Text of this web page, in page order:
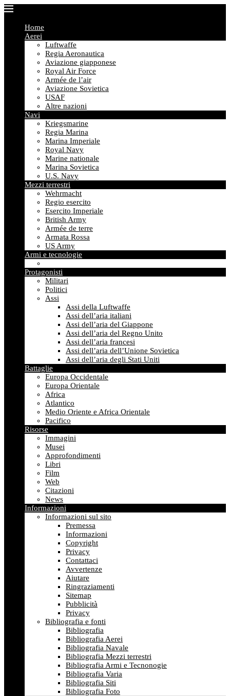
Home
Aerei
Luftwaffe
Regia Aeronautica
Aviazione giapponese
Royal Air Force
Armée de l’air
Aviazione Sovietica
USAF
Altre nazioni
Navi
Kriegsmarine
Regia Marina
Marina Imperiale
Royal Navy
Marine nationale
Marina Sovietica
U.S. Navy
Mezzi terrestri
Wehrmacht
Regio esercito
Esercito Imperiale
British Army
Armée de terre
Armata Rossa
US Army
Armi e tecnologie
Protagonisti
Militari
Politici
Assi
Assi della Luftwaffe
Assi dell’aria italiani
Assi dell’aria del Giappone
Assi dell’aria del Regno Unito
Assi dell’aria francesi
Assi dell’aria dell’Unione Sovietica
Assi dell’aria degli Stati Uniti
Battaglie
Europa Occidentale
Europa Orientale
Africa
Atlantico
Medio Oriente e Africa Orientale
Pacifico
Risorse
Immagini
Musei
Approfondimenti
Libri
Film
Web
Citazioni
News
Informazioni
Informazioni sul sito
Premessa
Informazioni
Copyright
Privacy
Contattaci
Avvertenze
Aiutare
Ringraziamenti
Sitemap
Pubblicità
Privacy
Bibliografia e fonti
Bibliografia
Bibliografia Aerei
Bibliografia Navale
Bibliografia Mezzi terrestri
Bibliografia Armi e Tecnonogie
Bibliografia Varia
Bibliografia Siti
Bibliografia Foto